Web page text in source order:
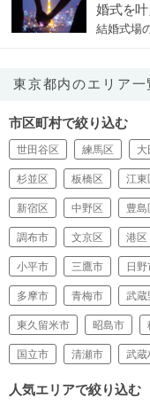
婚式を
結婚式場
東京都内のエリア一
市区町村で絞り込む
世田谷区 練馬区 大
杉並区 板橋区 江東
新宿区 中野区 豊島
調布市 文京区 港区
小平市 三鷹市 日野
多摩市 青梅市 武蔵
東久留米市 昭島市
国立市 清瀬市 武蔵
人気エリアで絞り込む